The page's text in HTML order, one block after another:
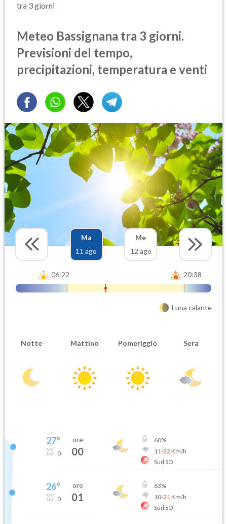
tra 3 giorni
Meteo Bassignana tra 3 giorni.
Previsioni del tempo,
precipitazioni, temperatura e venti
Ma
11 ago
Me
12 ago
06:22 20:38
Luna calante
Notte Mattino Pomeriggio Sera
27°
0
ore
00
60%
11-22 Km/h
Sud SO
26°
0
ore
01
63%
10-21 Km/h
Sud SO